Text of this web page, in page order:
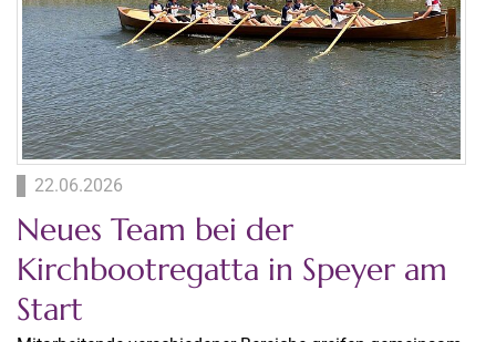
22.06.2026
Neues Team bei der
Kirchbootregatta in Speyer am
Start